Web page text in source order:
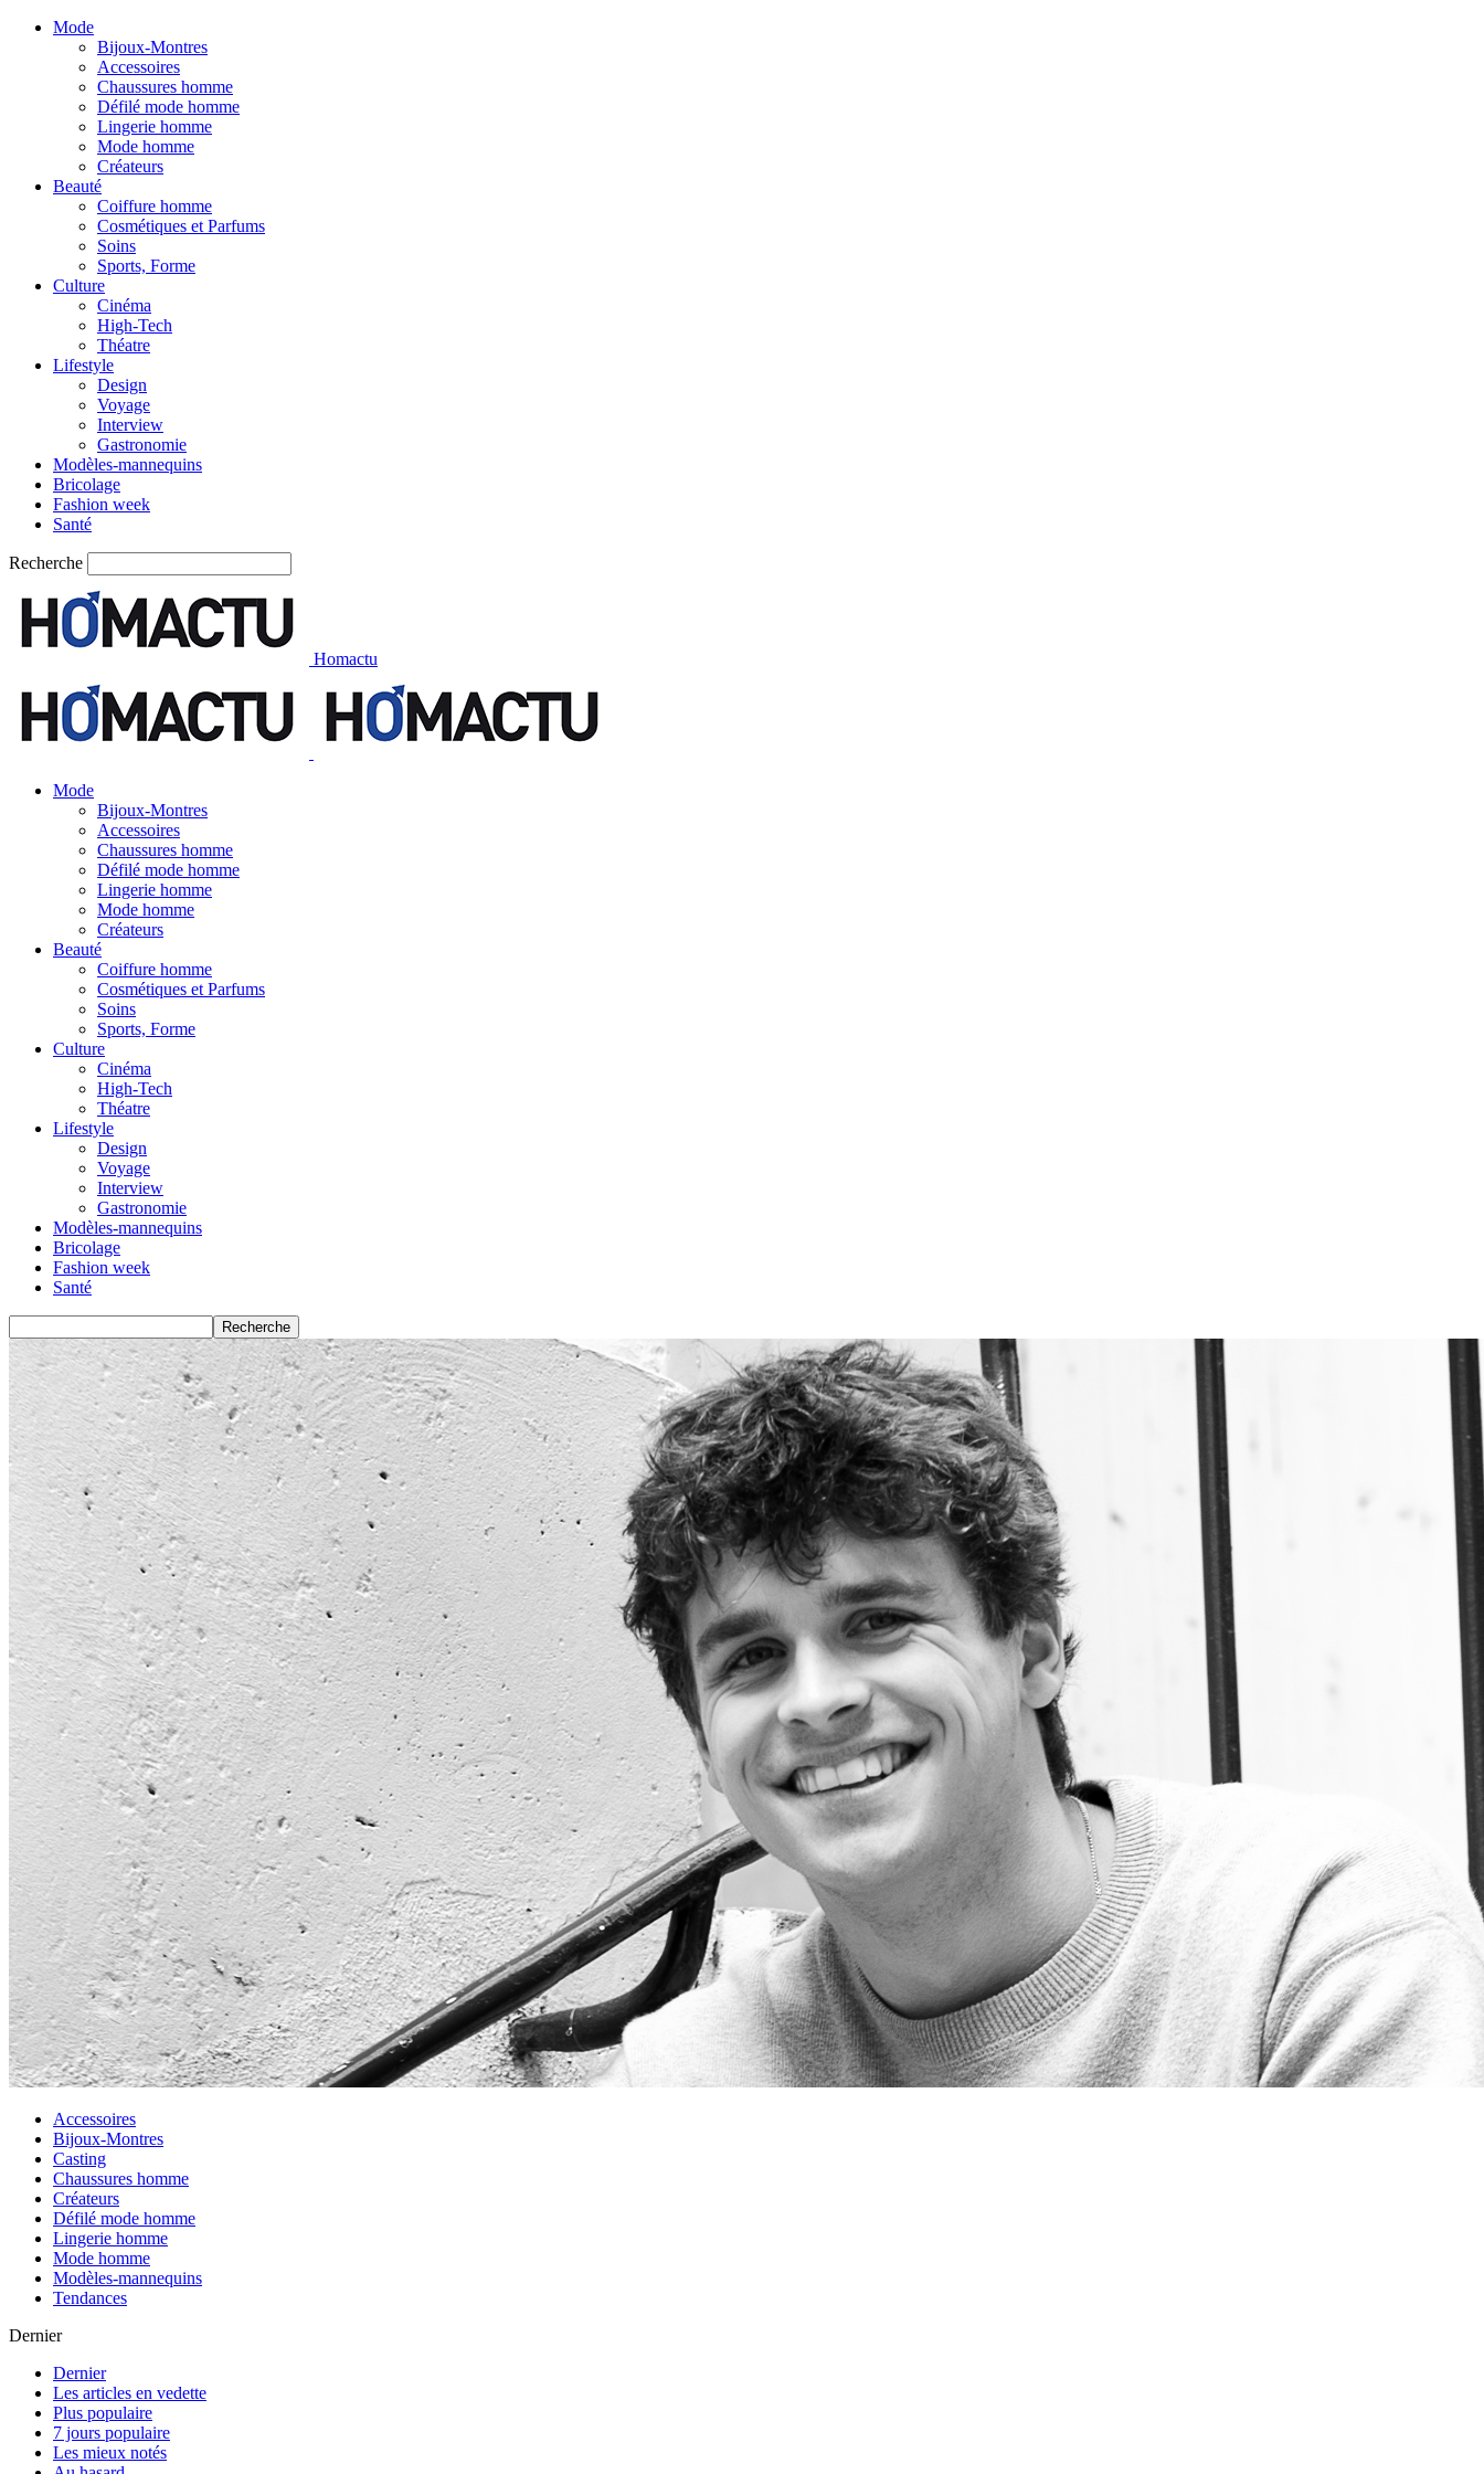
Mode
Bijoux-Montres
Accessoires
Chaussures homme
Défilé mode homme
Lingerie homme
Mode homme
Créateurs
Beauté
Coiffure homme
Cosmétiques et Parfums
Soins
Sports, Forme
Culture
Cinéma
High-Tech
Théatre
Lifestyle
Design
Voyage
Interview
Gastronomie
Modèles-mannequins
Bricolage
Fashion week
Santé
Recherche
Homactu
Mode
Bijoux-Montres
Accessoires
Chaussures homme
Défilé mode homme
Lingerie homme
Mode homme
Créateurs
Beauté
Coiffure homme
Cosmétiques et Parfums
Soins
Sports, Forme
Culture
Cinéma
High-Tech
Théatre
Lifestyle
Design
Voyage
Interview
Gastronomie
Modèles-mannequins
Bricolage
Fashion week
Santé
Accessoires
Bijoux-Montres
Casting
Chaussures homme
Créateurs
Défilé mode homme
Lingerie homme
Mode homme
Modèles-mannequins
Tendances
Dernier
Dernier
Les articles en vedette
Plus populaire
7 jours populaire
Les mieux notés